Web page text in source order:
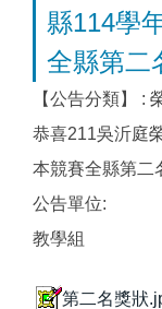
縣114學
全縣第二
【公告分類】 :
恭喜211吳沂庭
本競賽全縣第二
公告單位:
教學組
第二名獎狀